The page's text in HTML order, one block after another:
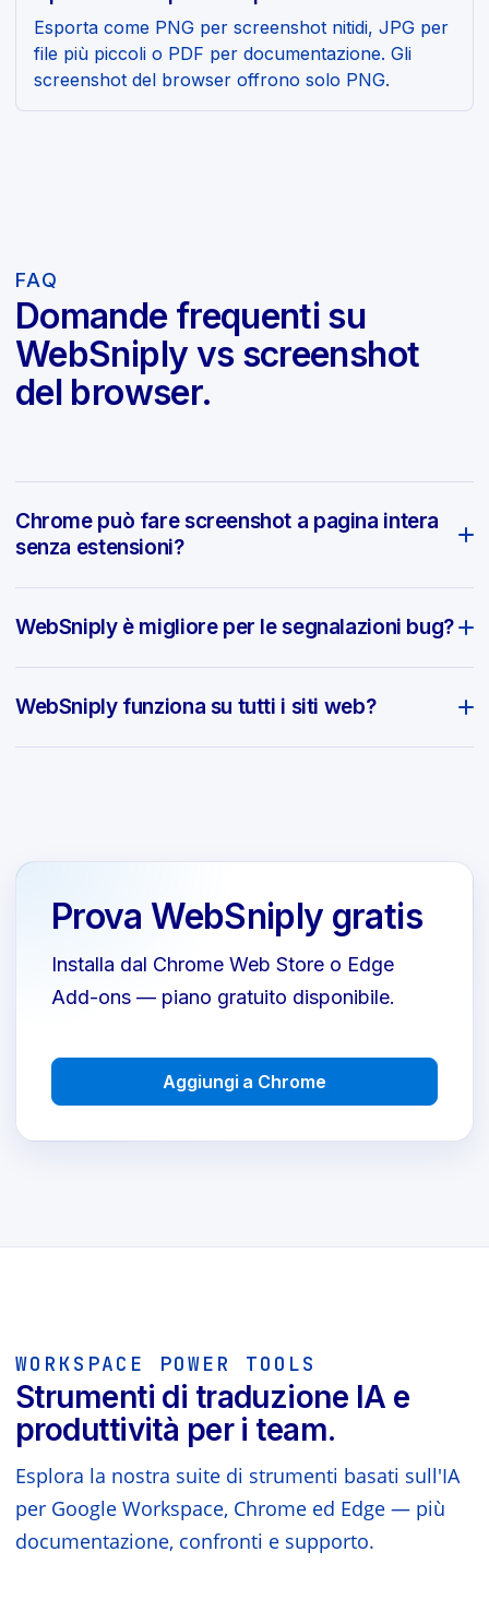
Esporta come PNG per screenshot nitidi, JPG per
file più piccoli o PDF per documentazione. Gli
screenshot del browser offrono solo PNG.
FAQ
Domande frequenti su
WebSniply vs screenshot
del browser.
Chrome può fare screenshot a pagina intera
senza estensioni?
WebSniply è migliore per le segnalazioni bug?
WebSniply funziona su tutti i siti web?
Prova WebSniply gratis
Installa dal Chrome Web Store o Edge
Add-ons — piano gratuito disponibile.
Aggiungi a Chrome
WORKSPACE POWER TOOLS
Strumenti di traduzione IA e
produttività per i team.
Esplora la nostra suite di strumenti basati sull'IA
per Google Workspace, Chrome ed Edge — più
documentazione, confronti e supporto.